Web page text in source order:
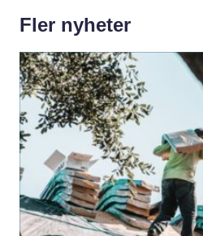
Fler nyheter